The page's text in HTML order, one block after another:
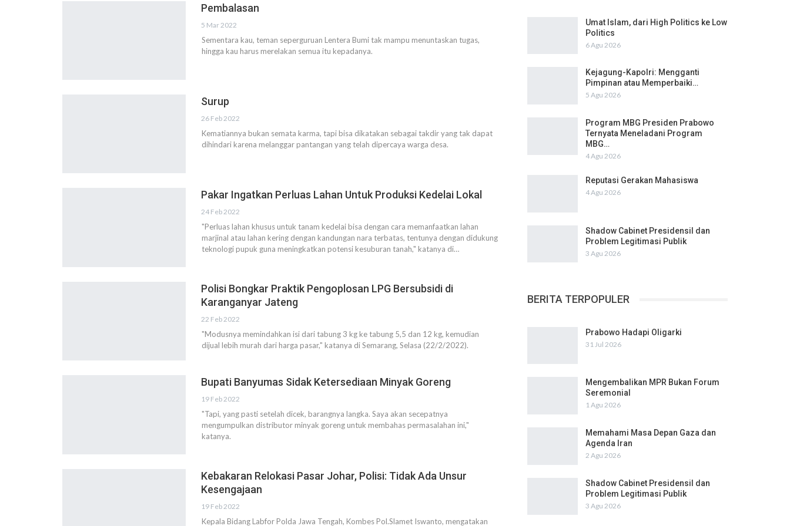
Pembalasan
5 Mar 2022
Sementara kau, teman seperguruan Lentera Bumi tak mampu menuntaskan tugas,
hingga kau harus merelakan semua itu kepadanya.
Surup
26 Feb 2022
Kematiannya bukan semata karma, tapi bisa dikatakan sebagai takdir yang tak dapat
dihindari karena melanggar pantangan yang telah dipercaya warga desa.
Pakar Ingatkan Perluas Lahan Untuk Produksi Kedelai Lokal
24 Feb 2022
"Perluas lahan khusus untuk tanam kedelai bisa dengan cara memanfaatkan lahan
marjinal atau lahan kering dengan kandungan nara terbatas, tentunya dengan didukung
teknologi pupuk guna meningkatkan potensi kesuburan tanah," katanya di…
Polisi Bongkar Praktik Pengoplosan LPG Bersubsidi di
Karanganyar Jateng
22 Feb 2022
"Modusnya memindahkan isi dari tabung 3 kg ke tabung 5,5 dan 12 kg, kemudian
dijual lebih murah dari harga pasar," katanya di Semarang, Selasa (22/2/2022).
Bupati Banyumas Sidak Ketersediaan Minyak Goreng
19 Feb 2022
"Tapi, yang pasti setelah dicek, barangnya langka. Saya akan secepatnya
mengumpulkan distributor minyak goreng untuk membahas permasalahan ini,"
katanya.
Kebakaran Relokasi Pasar Johar, Polisi: Tidak Ada Unsur
Kesengajaan
19 Feb 2022
Kepala Bidang Labfor Polda Jawa Tengah, Kombes Pol.Slamet Iswanto, mengatakan
Umat Islam, dari High Politics ke Low
Politics
6 Agu 2026
Kejagung-Kapolri: Mengganti
Pimpinan atau Memperbaiki…
5 Agu 2026
Program MBG Presiden Prabowo
Ternyata Meneladani Program
MBG…
4 Agu 2026
Reputasi Gerakan Mahasiswa
4 Agu 2026
Shadow Cabinet Presidensil dan
Problem Legitimasi Publik
3 Agu 2026
BERITA TERPOPULER
Prabowo Hadapi Oligarki
31 Jul 2026
Mengembalikan MPR Bukan Forum
Seremonial
1 Agu 2026
Memahami Masa Depan Gaza dan
Agenda Iran
2 Agu 2026
Shadow Cabinet Presidensil dan
Problem Legitimasi Publik
3 Agu 2026